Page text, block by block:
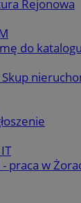
Rejonowa
do katalogu
Skup
praca w